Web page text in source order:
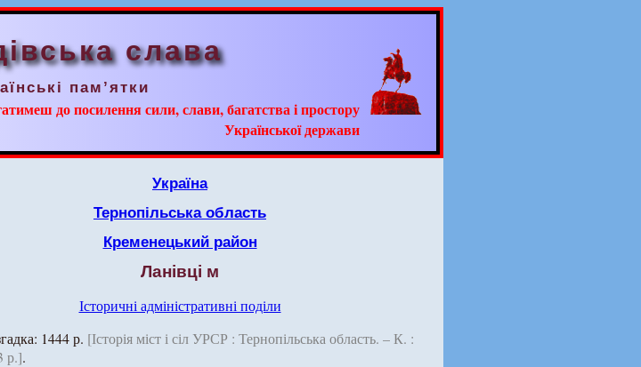
слава
пам’ятки
до посилення сили, слави, багатства і простору
Української держави
Україна
Тернопільська область
Кременецький район
Ланівці м
Історичні адміністративні поділи
1444 р. [Історія міст і сіл УРСР : Тернопільська область. – К. :
р.].